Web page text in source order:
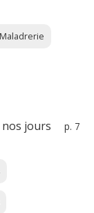
Maladrerie
nos jours
p. 7